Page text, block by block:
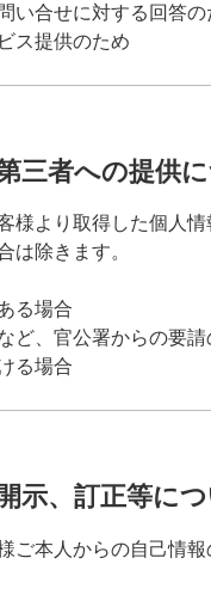
い合せに対する回答の
ス提供のため
三者への提供
様より取得した個人
は除きます。
る場合
ど、官公署からの要請
る場合
示、訂正等に
ご本人からの自己情